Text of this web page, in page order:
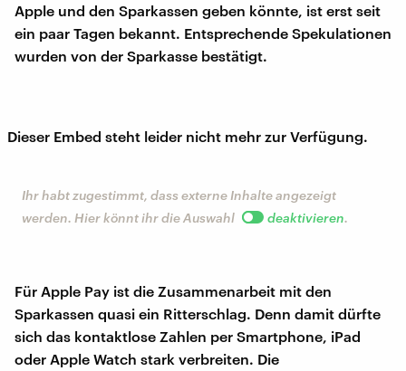
Apple und den Sparkassen geben könnte, ist erst seit
ein paar Tagen bekannt. Entsprechende Spekulationen
wurden von der Sparkasse bestätigt.
Dieser Embed steht leider nicht mehr zur Verfügung.
Ihr habt zugestimmt, dass externe Inhalte angezeigt
werden. Hier könnt ihr die Auswahl
deaktivieren.
Für Apple Pay ist die Zusammenarbeit mit den
Sparkassen quasi ein Ritterschlag. Denn damit dürfte
sich das kontaktlose Zahlen per Smartphone, iPad
oder Apple Watch stark verbreiten. Die